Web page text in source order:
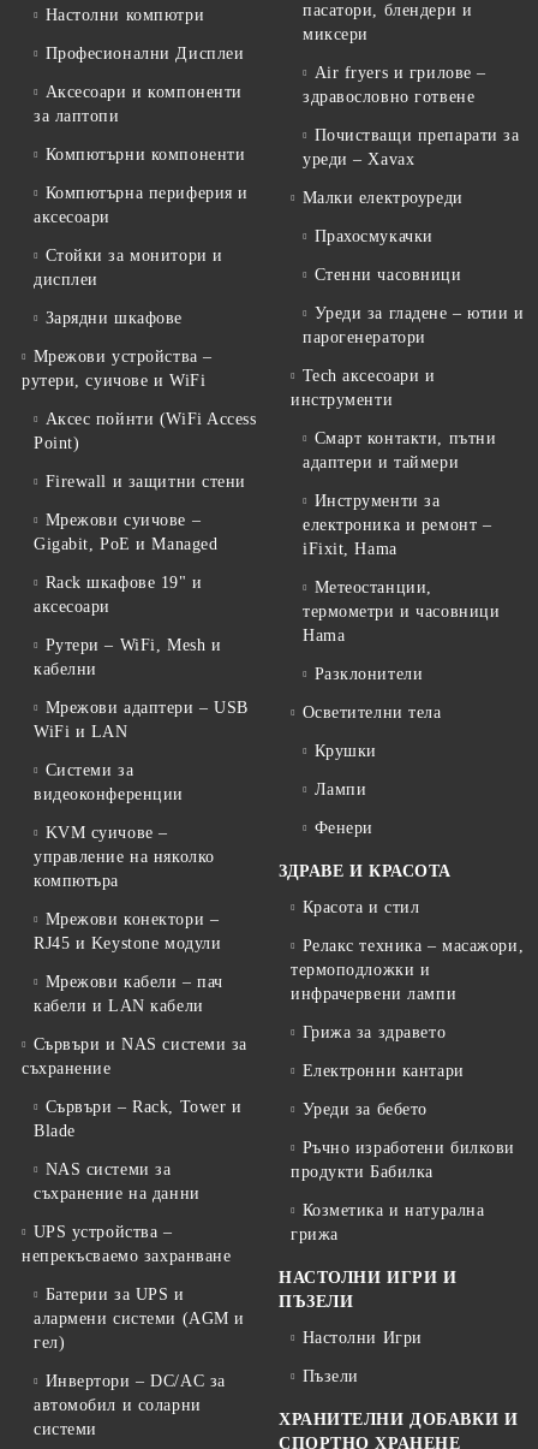
Настолни компютри
Професионални Дисплеи
Аксесоари и компоненти
за лаптопи
Компютърни компоненти
Компютърна периферия и
аксесоари
Стойки за монитори и
дисплеи
Зарядни шкафове
Мрежови устройства –
рутери, суичове и WiFi
Аксес пойнти (WiFi Access
Point)
Firewall и защитни стени
Мрежови суичове –
Gigabit, PoE и Managed
Rack шкафове 19" и
аксесоари
Рутери – WiFi, Mesh и
кабелни
Мрежови адаптери – USB
WiFi и LAN
Системи за
видеоконференции
KVM суичове –
управление на няколко
компютъра
Мрежови конектори –
RJ45 и Keystone модули
Мрежови кабели – пач
кабели и LAN кабели
Сървъри и NAS системи за
съхранение
Сървъри – Rack, Tower и
Blade
NAS системи за
съхранение на данни
UPS устройства –
непрекъсваемо захранване
Батерии за UPS и
алармени системи (AGM и
гел)
Инвертори – DC/AC за
автомобил и соларни
системи
пасатори, блендери и
миксери
Air fryers и грилове –
здравословно готвене
Почистващи препарати за
уреди – Xavax
Малки електроуреди
Прахосмукачки
Стенни часовници
Уреди за гладене – ютии и
парогенератори
Tech аксесоари и
инструменти
Смарт контакти, пътни
адаптери и таймери
Инструменти за
електроника и ремонт –
iFixit, Hama
Метеостанции,
термометри и часовници
Hama
Разклонители
Осветителни тела
Крушки
Лампи
Фенери
ЗДРАВЕ И КРАСОТА
Красота и стил
Релакс техника – масажори,
термоподложки и
инфрачервени лампи
Грижа за здравето
Електронни кантари
Уреди за бебето
Ръчно изработени билкови
продукти Бабилка
Козметика и натурална
грижа
НАСТОЛНИ ИГРИ И
ПЪЗЕЛИ
Настолни Игри
Пъзели
ХРАНИТЕЛНИ ДОБАВКИ И
СПОРТНО ХРАНЕНЕ